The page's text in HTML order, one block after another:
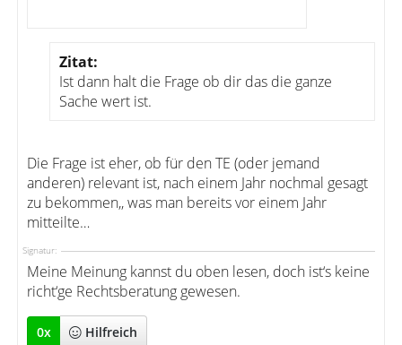
Zitat:
Ist dann halt die Frage ob dir das die ganze
Sache wert ist.
Die Frage ist eher, ob für den TE (oder jemand
anderen) relevant ist, nach einem Jahr nochmal gesagt
zu bekommen,, was man bereits vor einem Jahr
mitteilte…
Signatur:
Meine Meinung kannst du oben lesen, doch ist‘s keine
richt‘ge Rechtsberatung gewesen.
0x Hilfreich